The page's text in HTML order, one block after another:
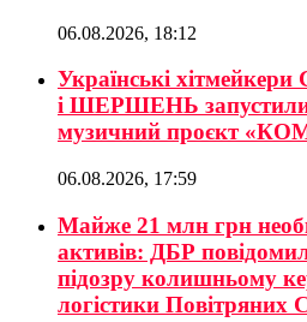
06.08.2026, 18:12
Українські
і ШЕРШЕНЬ запустили
музичний проєкт
06.08.2026, 17:59
Майже 21 млн грн
активів: ДБР
підозру колишньому
логістики Повітряних